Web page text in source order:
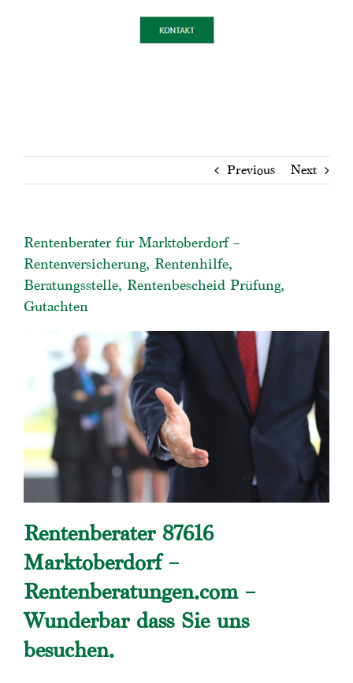
Previous Next
Rentenberater für Marktoberdorf –
Rentenversicherung, Rentenhilfe,
Beratungsstelle, Rentenbescheid Prüfung,
Gutachten
Rentenberater 87616
Marktoberdorf –
Rentenberatungen.com –
Wunderbar dass Sie uns
besuchen.